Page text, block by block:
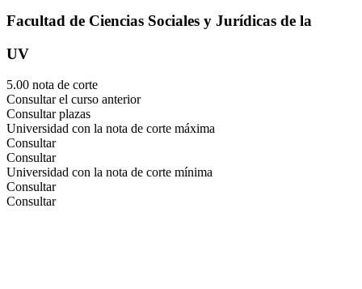
Facultad de Ciencias Sociales y Jurídicas de la
UV
5.00 nota de corte
Consultar el curso anterior
Consultar plazas
Universidad con la nota de corte máxima
Consultar
Consultar
Universidad con la nota de corte mínima
Consultar
Consultar